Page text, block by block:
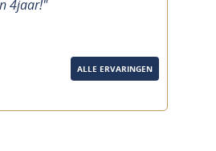
4jaar!"
ALLE ERVARINGEN